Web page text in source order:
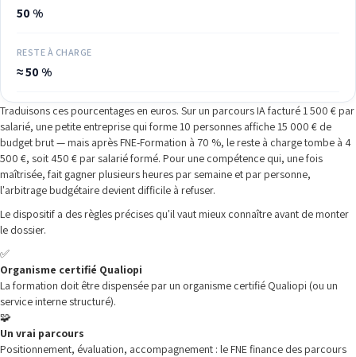
50 %
RESTE À CHARGE
≈ 50 %
Traduisons ces pourcentages en euros. Sur un parcours IA facturé 1 500 € par
salarié, une petite entreprise qui forme 10 personnes affiche 15 000 € de
budget brut — mais après FNE-Formation à 70 %, le reste à charge tombe à 4
500 €, soit 450 € par salarié formé. Pour une compétence qui, une fois
maîtrisée, fait gagner plusieurs heures par semaine et par personne,
l'arbitrage budgétaire devient difficile à refuser.
Le dispositif a des règles précises qu'il vaut mieux connaître avant de monter
le dossier.
✅
Organisme certifié Qualiopi
La formation doit être dispensée par un organisme certifié Qualiopi (ou un
service interne structuré).
🧩
Un vrai parcours
Positionnement, évaluation, accompagnement : le FNE finance des parcours